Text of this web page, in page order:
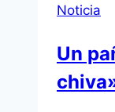
Noticia
Un